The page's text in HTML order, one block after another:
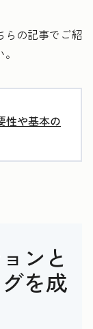
らの記事でご紹
性や基本の
ンと
を成